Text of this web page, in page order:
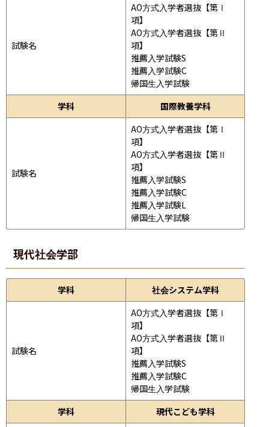
試験名
AO方式入学者選抜【第Ⅰ
項】
AO方式入学者選抜【第Ⅱ
項】
推薦入学試験S
推薦入学試験C
帰国生入学試験
学科
国際教養学科
試験名
AO方式入学者選抜【第Ⅰ
項】
AO方式入学者選抜【第Ⅱ
項】
推薦入学試験S
推薦入学試験C
推薦入学試験L
帰国生入学試験
現代社会学部
学科 社会システム学科
試験名
AO方式入学者選抜【第Ⅰ
項】
AO方式入学者選抜【第Ⅱ
項】
推薦入学試験S
推薦入学試験C
帰国生入学試験
学科
現代こども学科